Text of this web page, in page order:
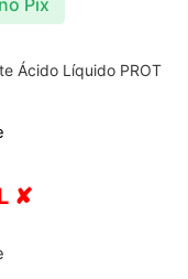
no Pix
Ácido Líquido PROT
✘